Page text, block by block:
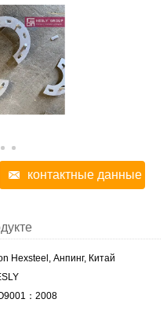
контактные данные
Hexsteel, Анпинг, Китай
：2008